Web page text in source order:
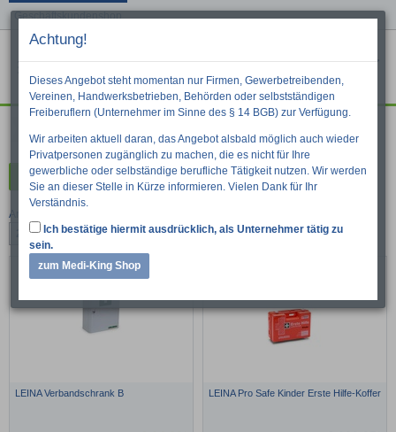
Geschäftskundenshop
Menu Suche
Kategorien
Artikel pro Seite:
48 96
LEINA Verbandschrank B LEINA Pro Safe Kinder Erste Hilfe-Koffer
Achtung!
Dieses Angebot steht momentan nur Firmen, Gewerbetreibenden,
Vereinen, Handwerksbetrieben, Behörden oder selbstständigen
Freiberuflern (Unternehmer im Sinne des § 14 BGB) zur Verfügung.
Wir arbeiten aktuell daran, das Angebot alsbald möglich auch wieder
Privatpersonen zugänglich zu machen, die es nicht für Ihre
gewerbliche oder selbständige berufliche Tätigkeit nutzen. Wir werden
Sie an dieser Stelle in Kürze informieren. Vielen Dank für Ihr
Verständnis.
Ich bestätige hiermit ausdrücklich, als Unternehmer tätig zu
sein.
zum Medi-King Shop